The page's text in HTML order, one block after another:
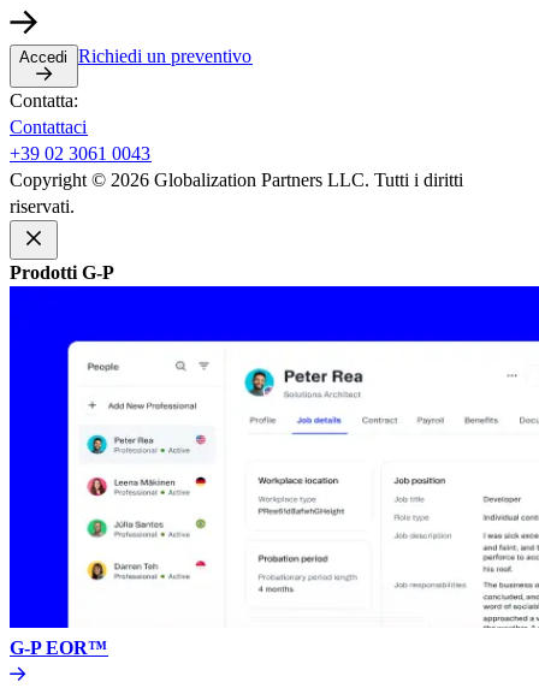
Accedi​​ Richiedi un preventivo​​
Contatta:​​
Contattaci​​
+39 02 3061 0043​​
Copyright © 2026 Globalization Partners LLC. Tutti i diritti
riservati.​​
Prodotti G-P​​
G-P EOR™​​